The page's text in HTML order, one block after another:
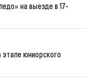
на выезде в 17-
этапе юниорского